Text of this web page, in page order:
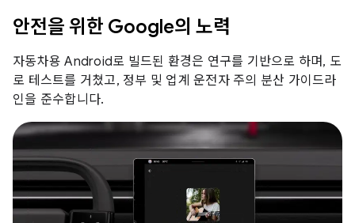
안전을 위한 Google의 노력
자동차용 Android로 빌드된 환경은 연구를 기반으로 하며, 도
로 테스트를 거쳤고, 정부 및 업계 운전자 주의 분산 가이드라
인을 준수합니다.